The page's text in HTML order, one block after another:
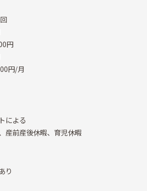
円
円/月
による
産前産後休暇、育児休暇
り